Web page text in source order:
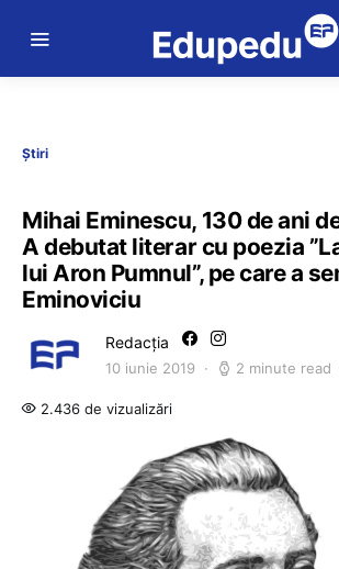
Știri
Mihai Eminescu, 130 de ani
A debutat literar cu poezia
lui Aron Pumnul”, pe care a
Eminoviciu
Redacția
10 iunie 2019 2 minute read
2.436 de vizualizări